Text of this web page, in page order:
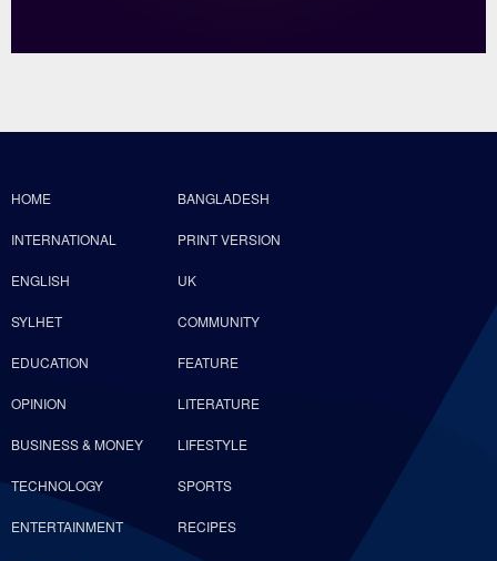
HOME BANGLADESH
INTERNATIONAL PRINT VERSION
ENGLISH UK
SYLHET COMMUNITY
EDUCATION FEATURE
OPINION LITERATURE
BUSINESS & MONEY LIFESTYLE
TECHNOLOGY SPORTS
ENTERTAINMENT RECIPES